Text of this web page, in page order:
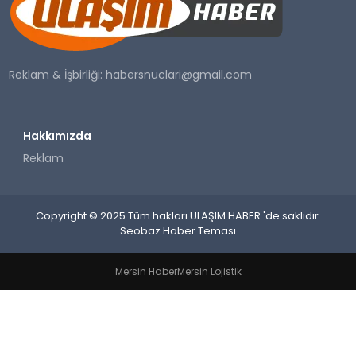
SAĞLIK
YAŞAM
Reklam & İşbirliği:habersnuclari@gmail.com
Hakkımızda
Reklam
Copyright © 2025 Tüm hakları ULAŞIM HABER 'de saklıdır.
Seobaz Haber Teması
Mersin HaberMersin Lojistik